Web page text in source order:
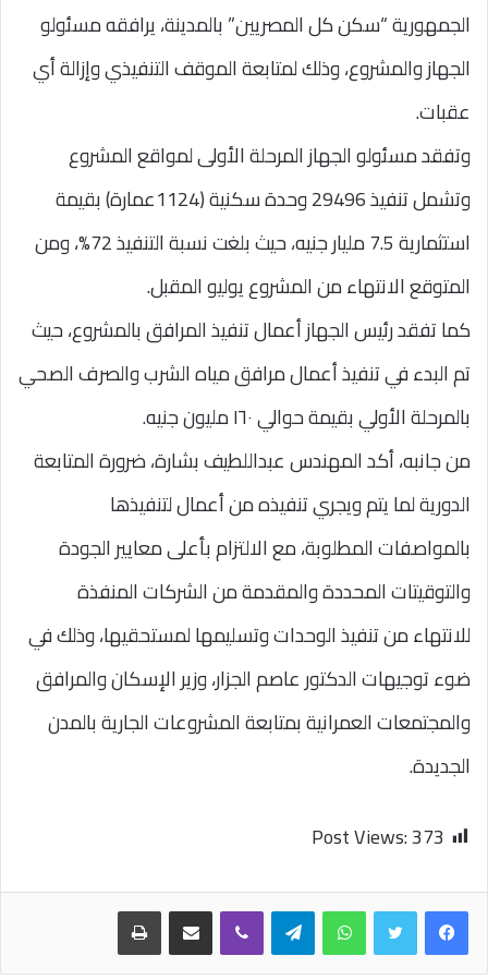
الجمهورية “سكن كل المصريين” بالمدينة، يرافقه مسئولو
الجهاز والمشروع، وذلك لمتابعة الموقف التنفيذي وإزالة أي
عقبات.
وتفقد مسئولو الجهاز المرحلة الأولى لمواقع المشروع
وتشمل تنفيذ 29496 وحدة سكنية (1124عمارة) بقيمة
استثمارية 7.5 مليار جنيه، حيث بلغت نسبة التنفيذ 72%، ومن
المتوقع الانتهاء من المشروع يوليو المقبل.
كما تفقد رئيس الجهاز أعمال تنفيذ المرافق بالمشروع، حيث
تم البدء في تنفيذ أعمال مرافق مياه الشرب والصرف الصحي
بالمرحلة الأولي بقيمة حوالي ١٦٠ مليون جنيه.
من جانبه، أكد المهندس عبداللطيف بشارة، ضرورة المتابعة
الدورية لما يتم ويجري تنفيذه من أعمال لتنفيذها
بالمواصفات المطلوبة، مع الالتزام بأعلى معايير الجودة
والتوقيتات المحددة والمقدمة من الشركات المنفذة
للانتهاء من تنفيذ الوحدات وتسليمها لمستحقيها، وذلك في
ضوء توجيهات الدكتور عاصم الجزار، وزير الإسكان والمرافق
والمجتمعات العمرانية بمتابعة المشروعات الجارية بالمدن
الجديدة.
Post Views:373
واتساب تيلقرام